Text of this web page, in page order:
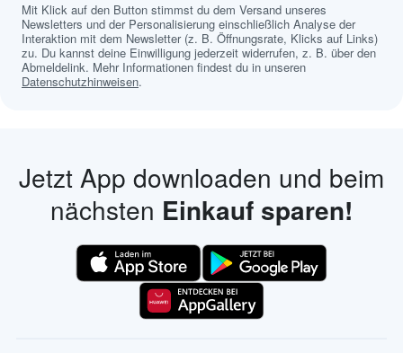
Mit Klick auf den Button stimmst du dem Versand unseres
Newsletters und der Personalisierung einschließlich Analyse der
Interaktion mit dem Newsletter (z. B. Öffnungsrate, Klicks auf Links)
zu. Du kannst deine Einwilligung jederzeit widerrufen, z. B. über den
Abmeldelink. Mehr Informationen findest du in unseren
Datenschutzhinweisen.
Jetzt App downloaden und beim
nächsten Einkauf sparen!